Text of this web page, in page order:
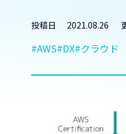
投稿日 2021.08.26
AWS DX クラウド